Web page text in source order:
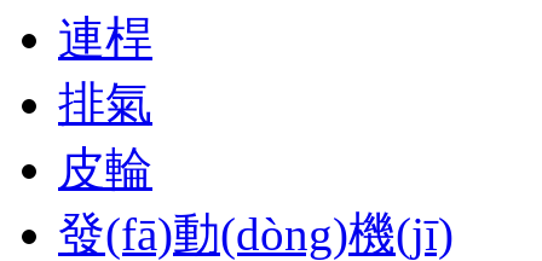
連桿
排氣
皮輪
發(fā)動(dòng)機(jī)